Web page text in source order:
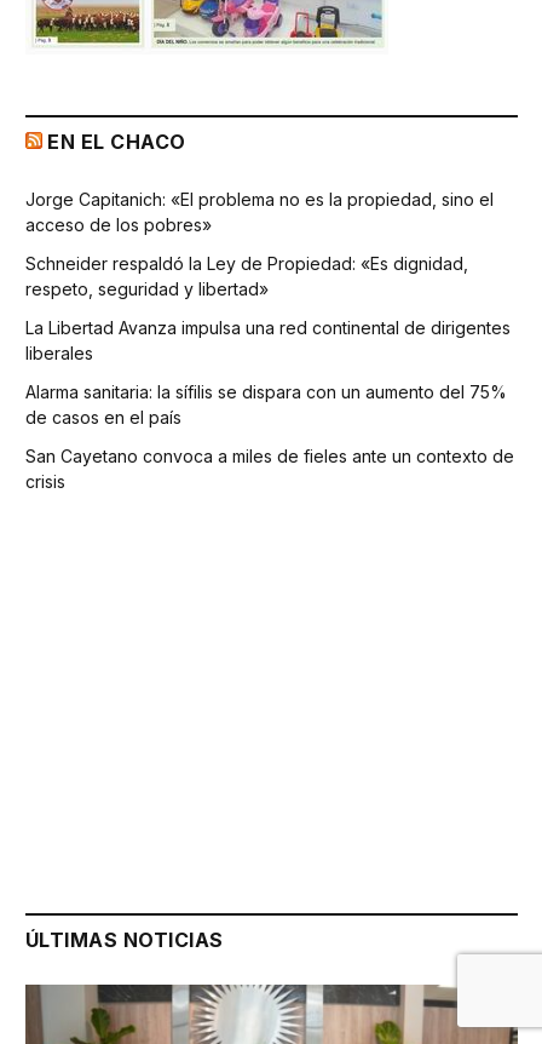
EN EL CHACO
Jorge Capitanich: «El problema no es la propiedad, sino el
acceso de los pobres»
Schneider respaldó la Ley de Propiedad: «Es dignidad,
respeto, seguridad y libertad»
La Libertad Avanza impulsa una red continental de dirigentes
liberales
Alarma sanitaria: la sífilis se dispara con un aumento del 75%
de casos en el país
San Cayetano convoca a miles de fieles ante un contexto de
crisis
ÚLTIMAS NOTICIAS